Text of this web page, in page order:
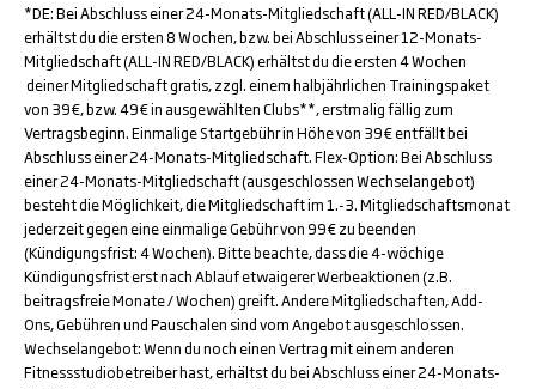
*DE: Bei Abschluss einer 24-Monats-Mitgliedschaft (ALL-IN RED/BLACK)
erhältst du die ersten 8 Wochen, bzw. bei Abschluss einer 12-Monats-
Mitgliedschaft (ALL-IN RED/BLACK) erhältst du die ersten 4 Wochen
deiner Mitgliedschaft gratis, zzgl. einem halbjährlichen Trainingspaket
von 39€, bzw. 49€ in ausgewählten Clubs**, erstmalig fällig zum
Vertragsbeginn. Einmalige Startgebühr in Höhe von 39€ entfällt bei
Abschluss einer 24-Monats-Mitgliedschaft. Flex-Option: Bei Abschluss
einer 24-Monats-Mitgliedschaft (ausgeschlossen Wechselangebot)
besteht die Möglichkeit, die Mitgliedschaft im 1.-3. Mitgliedschaftsmonat
jederzeit gegen eine einmalige Gebühr von 99€ zu beenden
(Kündigungsfrist: 4 Wochen). Bitte beachte, dass die 4-wöchige
Kündigungsfrist erst nach Ablauf etwaigerer Werbeaktionen (z.B.
beitragsfreie Monate / Wochen) greift. Andere Mitgliedschaften, Add-
Ons, Gebühren und Pauschalen sind vom Angebot ausgeschlossen.
Wechselangebot: Wenn du noch einen Vertrag mit einem anderen
Fitnessstudiobetreiber hast, erhältst du bei Abschluss einer 24-Monats-